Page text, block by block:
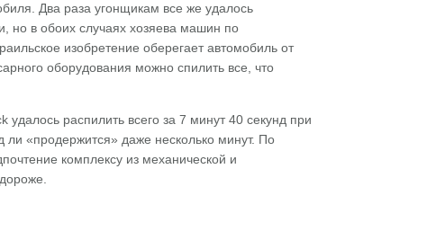
Два раза угонщикам все же удалось
но в обоих случаях хозяева машин по
изобретение оберегает автомобиль от
оборудования можно спилить все, что
распилить всего за 7 минут 40 секунд при
«продержится» даже несколько минут. По
комплексу из механической и